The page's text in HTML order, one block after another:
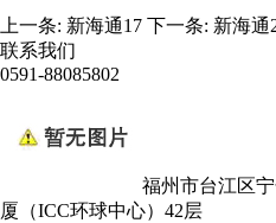
上一条: 新海通17 下一条: 新海通
联系我们
0591-88085802
福州市台江区
厦（ICC环球中心）42层